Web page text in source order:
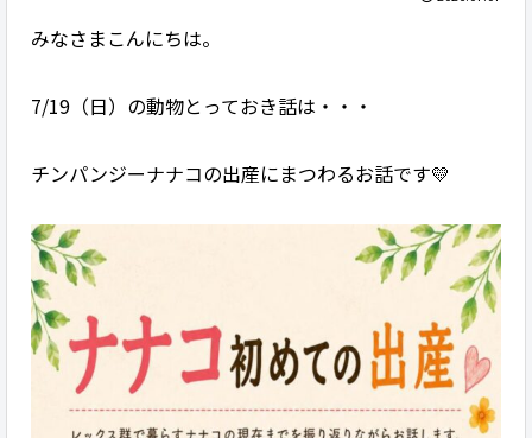
みなさまこんにちは。
7/19（日）の動物とっておき話は・・・
チンパンジーナナコの出産にまつわるお話です💛